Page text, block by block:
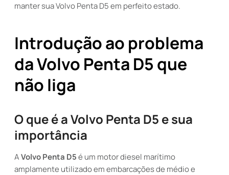
manter sua Volvo Penta D5 em perfeito estado.
Introdução ao problema
da Volvo Penta D5 que
não liga
O que é a Volvo Penta D5 e sua
importância
AVolvo Penta D5é um motor diesel marítimo
amplamente utilizado em embarcações de médio e